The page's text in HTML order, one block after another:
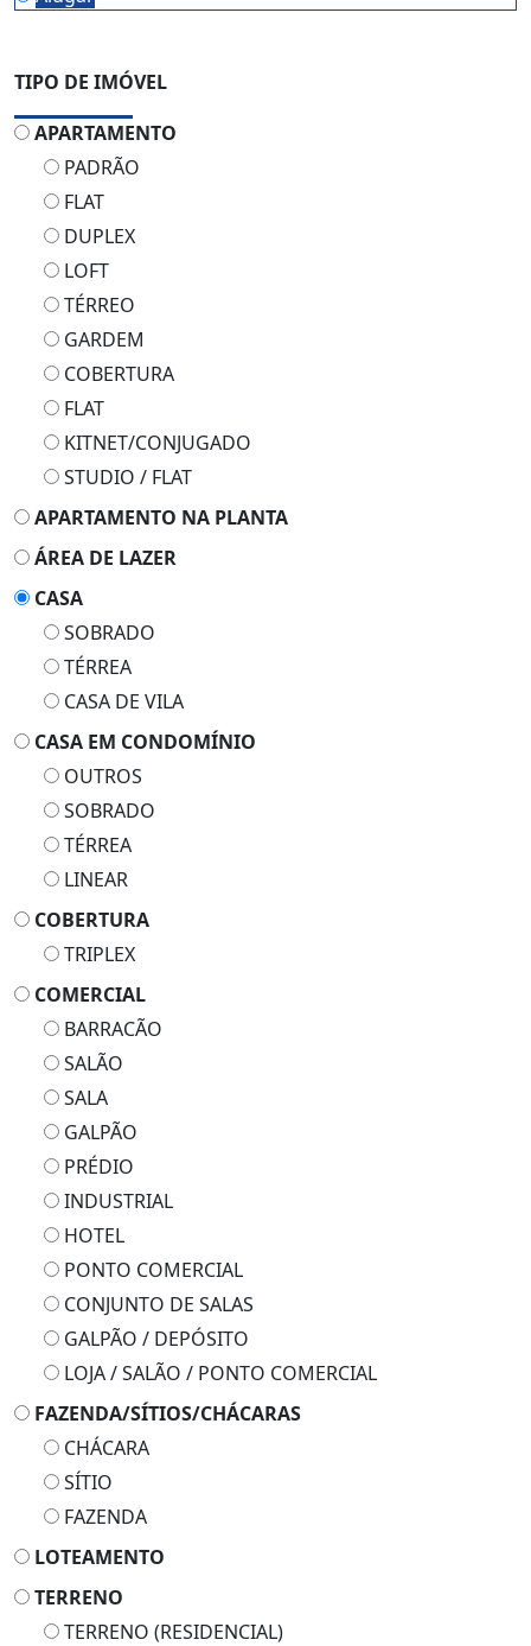
TIPO DE IMÓVEL
APARTAMENTO
PADRÃO
FLAT
DUPLEX
LOFT
TÉRREO
GARDEM
COBERTURA
FLAT
KITNET/CONJUGADO
STUDIO / FLAT
APARTAMENTO NA PLANTA
ÁREA DE LAZER
CASA
SOBRADO
TÉRREA
CASA DE VILA
CASA EM CONDOMÍNIO
OUTROS
SOBRADO
TÉRREA
LINEAR
COBERTURA
TRIPLEX
COMERCIAL
BARRACÃO
SALÃO
SALA
GALPÃO
PRÉDIO
INDUSTRIAL
HOTEL
PONTO COMERCIAL
CONJUNTO DE SALAS
GALPÃO / DEPÓSITO
LOJA / SALÃO / PONTO COMERCIAL
FAZENDA/SÍTIOS/CHÁCARAS
CHÁCARA
SÍTIO
FAZENDA
LOTEAMENTO
TERRENO
TERRENO (RESIDENCIAL)